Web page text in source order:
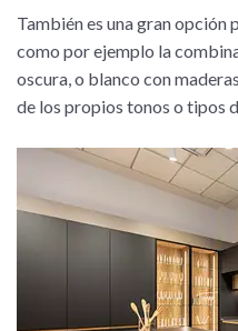
También es una gran opción
como por ejemplo la
oscura, o blanco con
de los propios tonos o tipos